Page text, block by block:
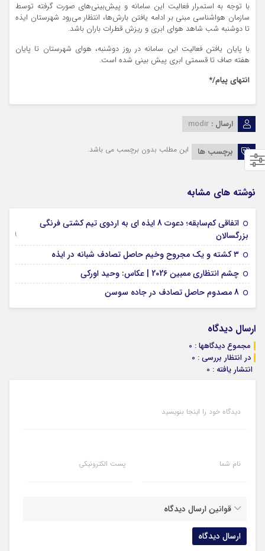
با توجه به استمرار فعالیت این سامانه و پیش‌بینی‌های صورت گرفته توسط
سازمان هواشناسی مبنی بر ادامه یافتن بارش‌ها، انتظار می‌رود شهرستان ایذه
تا دوشنبه شب شاهد هوای ابری و ریزش قطرات باران باشد.
با پایان یافتن فعالیت این سامانه در روز دوشنبه، هوای شهرستان تا پایان
هفته صاف تا قسمتی ابری پیش بینی شده است.
انتهای پیام/*
ارسال : modir
برچسب ها این مطلب بدون برچسب می باشد.
نوشته های مشابه
اتفاقی کم‌سابقه؛ دعوت 8 ایذه ای به اردوی تیم کشتی فرنگی
بزرگسالان
09 جولای 2026
۳ کشته و یک مجروح وخیم حاصل تصادف شبانه در ایذه
چشم انتظاری ممبین 2026 | عکاس: وحید اورکی
8 مصدوم حاصل تصادف در جاده سوسن
ارسال دیدگاه
مجموع دیدگاهها : 0
در انتظار بررسی : 0
انتشار یافته : 0
دیدگاه خود را اینجا بنویسید
نام شما پست الکترونیکی
قوانین ارسال دیدگاه